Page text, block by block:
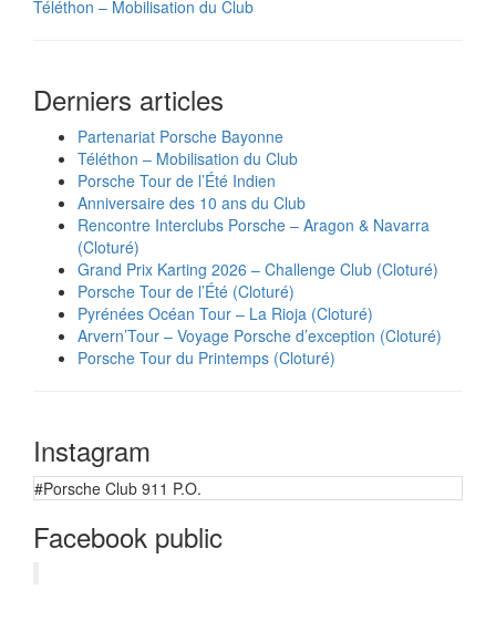
Téléthon – Mobilisation du Club
Derniers articles
Partenariat Porsche Bayonne
Téléthon – Mobilisation du Club
Porsche Tour de l’Été Indien
Anniversaire des 10 ans du Club
Rencontre Interclubs Porsche – Aragon & Navarra
(Cloturé)
Grand Prix Karting 2026 – Challenge Club (Cloturé)
Porsche Tour de l’Été (Cloturé)
Pyrénées Océan Tour – La Rioja (Cloturé)
Arvern’Tour – Voyage Porsche d’exception (Cloturé)
Porsche Tour du Printemps (Cloturé)
Instagram
#Porsche Club 911 P.O.
Facebook public